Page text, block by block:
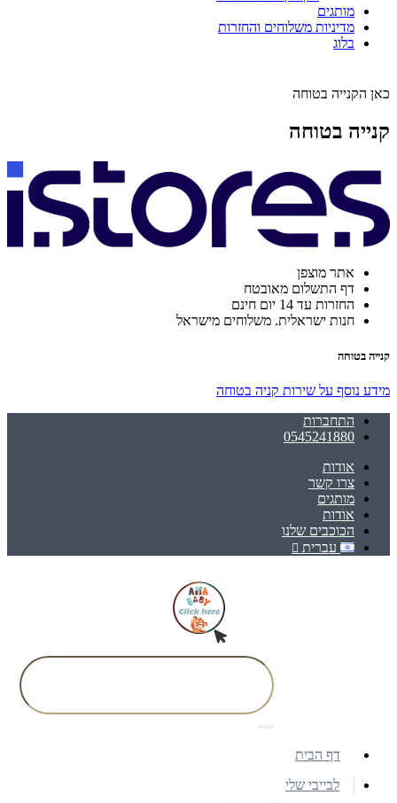
מותגים
מדיניות משלוחים והחזרות
בלוג
כאן הקנייה בטוחה
קנייה בטוחה
אתר מוצפן
דף התשלום מאובטח
החזרות עד 14 יום חינם
חנות ישראלית. משלוחים מישראל
קנייה בטוחה
מידע נוסף על שירות קניה בטוחה
התחברות
0545241880
אודות
צרו קשר
מותגים
אודות
הכוכבים שלנו
עברית
דף הבית
לבייבי שלי